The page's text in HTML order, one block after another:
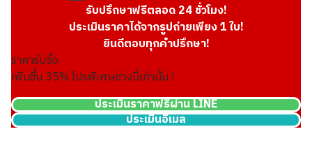
รับปรึกษาฟรีตลอด 24 ชั่วโมง!
ประเมินราคาได้จากรูปถ่ายเพียง 1 ใบ!
ยินดีตอบทุกคำปรึกษา!
ราคารับซื้อ
เพิ่มขึ้น35% โปรพิเศษช่วงนี้เท่านั้น !
ประเมินราคาฟรีผ่าน LINE
ประเมินอีเมล